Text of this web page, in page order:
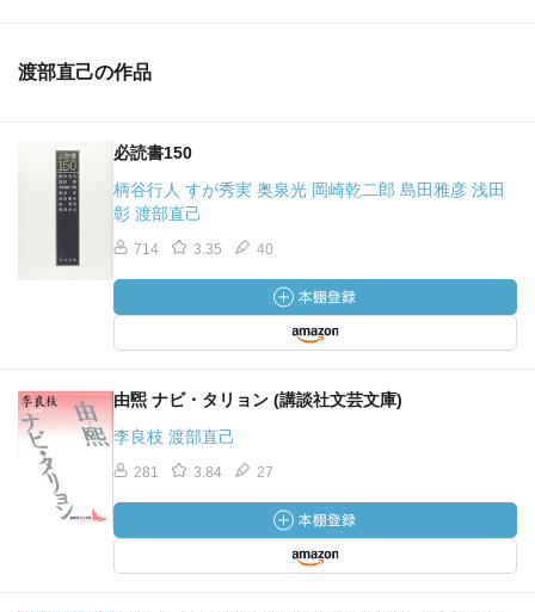
渡部直己の作品
必読書150
柄谷行人 すが秀実 奥泉光 岡崎乾二郎 島田雅彦 浅田
彰 渡部直己
714 3.35 40
由煕 ナビ・タリョン (講談社文芸文庫)
李良枝 渡部直己
281 3.84 27